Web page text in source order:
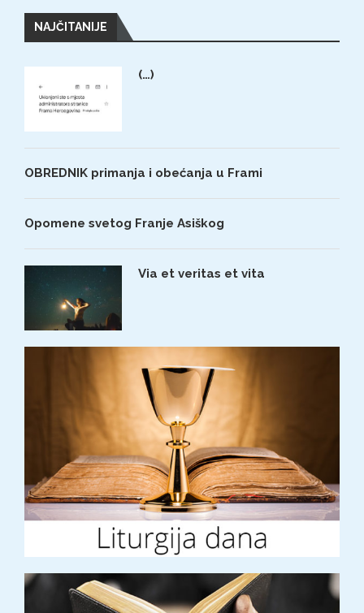
NAJČITANIJE
(…)
OBREDNIK primanja i obećanja u Frami
Opomene svetog Franje Asiškog
Via et veritas et vita